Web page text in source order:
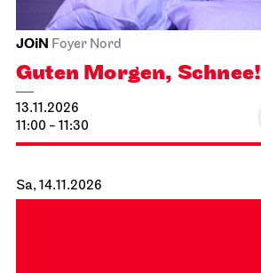
JOiN Foyer Nord
Guten Morgen, Schnee!
13.11.2026
11:00 - 11:30
Sa, 14.11.2026